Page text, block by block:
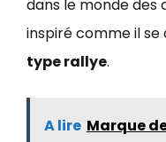
dans le monde des
inspiré comme il se
type rallye.
A lire Marque